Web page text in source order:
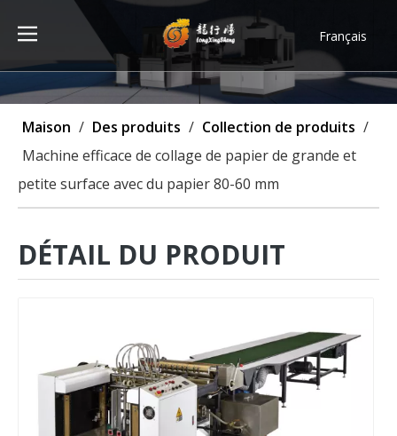
Français
Türk dili
ไทย
Deutsch
Maison / Des produits / Collection de produits /
Machine efficace de collage de papier de grande et
petite surface avec du papier 80-60 mm
DÉTAIL DU PRODUIT